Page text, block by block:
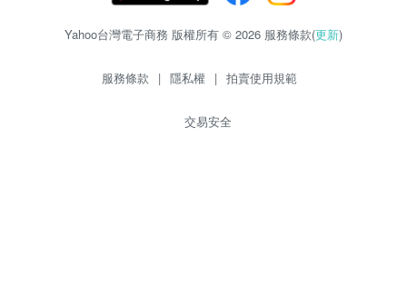
Yahoo台灣電子商務 版權所有 © 2026 服務條款(更新)
服務條款 | 隱私權 | 拍賣使用規範
交易安全